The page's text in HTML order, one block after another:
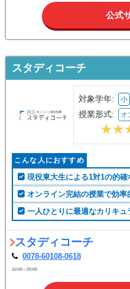
公式
スタディコーチ
対象学年: 小
授業形式: オ
こんな人におすすめ
現役東大生による1対1の的
オンライン完結の授業で効
一人ひとりに最適なカリキ
スタディコーチ
0078-60108-0618
10:00～20:00